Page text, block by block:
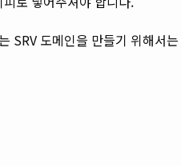
SRV 도메인을 만들기 위해서는